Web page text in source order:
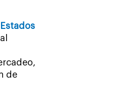
de